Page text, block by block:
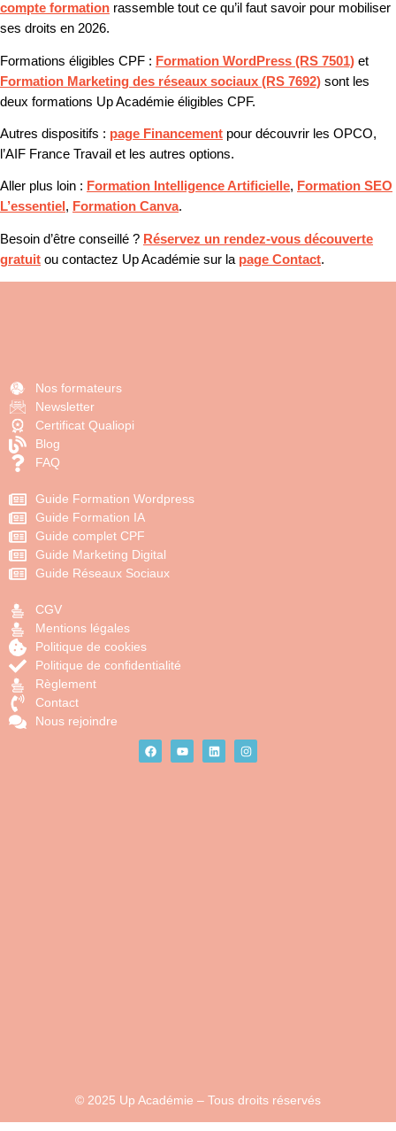
compte formation rassemble tout ce qu’il faut savoir pour mobiliser
ses droits en 2026.
Formations éligibles CPF : Formation WordPress (RS 7501) et
Formation Marketing des réseaux sociaux (RS 7692) sont les
deux formations Up Académie éligibles CPF.
Autres dispositifs : page Financement pour découvrir les OPCO,
l’AIF France Travail et les autres options.
Aller plus loin : Formation Intelligence Artificielle, Formation SEO
L’essentiel , Formation Canva.
Besoin d’être conseillé ? Réservez un rendez-vous découverte
gratuit ou contactez Up Académie sur la page Contact.
Nos formateurs
Newsletter
Certificat Qualiopi
Blog
FAQ
Guide Formation Wordpress
Guide Formation IA
Guide complet CPF
Guide Marketing Digital
Guide Réseaux Sociaux
CGV
Mentions légales
Politique de cookies
Politique de confidentialité
Règlement
Contact
Nous rejoindre
© 2025 Up Académie – Tous droits réservés